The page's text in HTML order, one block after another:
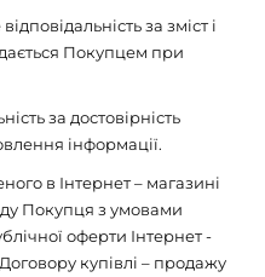
за зміст і
Покупцем при
за достовірність
інформації.
в Інтернет – магазині
Покупця з умовами
оферти Інтернет -
купівлі – продажу